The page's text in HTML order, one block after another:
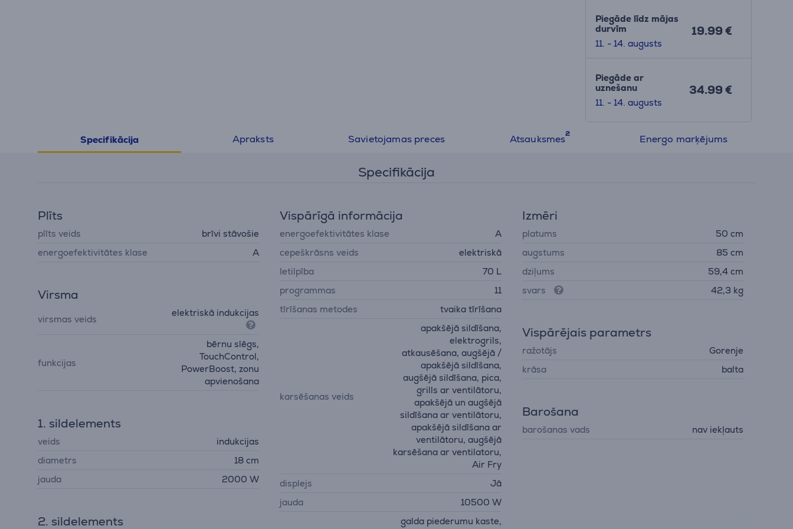
Piegāde līdz mājas
durvīm
11. - 14. augusts
19.99 €
Piegāde ar
uznešanu
11. - 14. augusts
34.99 €
Specifikācija Apraksts Savietojamas preces Atsauksmes Energo marķējums
Specifikācija
Plīts
plīts veids
brīvi stāvošie
energoefektivitātes klase
A
Virsma
virsmas veids
elektriskā indukcijas
funkcijas
bērnu slēgs,
TouchControl,
PowerBoost, zonu
apvienošana
1. sildelements
veids
indukcijas
diametrs
18 cm
jauda
2000 W
2. sildelements
Vispārīgā informācija
energoefektivitātes klase
A
cepeškrāsns veids
elektriskā
Ietilpība
70 L
programmas
11
tīrīšanas metodes
tvaika tīrīšana
karsēšanas veids
apakšējā sildīšana,
elektrogrils,
atkausēšana, augšējā /
apakšējā sildīšana,
augšējā sildīšana, pica,
grills ar ventilātoru,
apakšējā un augšējā
sildīšana ar ventilātoru,
apakšējā sildīšana ar
ventilātoru, augšējā
karsēšana ar ventilatoru,
Air Fry
displejs
Jā
jauda
10500 W
galda piederumu kaste,
Izmēri
platums
50 cm
augstums
85 cm
dziļums
59,4 cm
svars
42,3 kg
Vispārējais parametrs
ražotājs
Gorenje
krāsa
balta
Barošana
barošanas vads nav iekļauts